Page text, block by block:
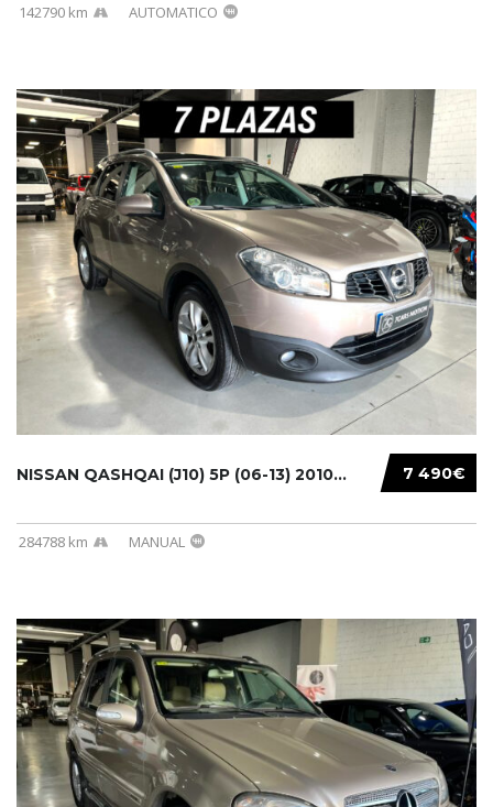
142790 km AUTOMATICO
7 490€
NISSAN QASHQAI (J10) 5P (06-13) 2010...
284788 km MANUAL